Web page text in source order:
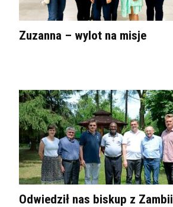
Zuzanna – wylot na misje
Odwiedził nas biskup z Zambii